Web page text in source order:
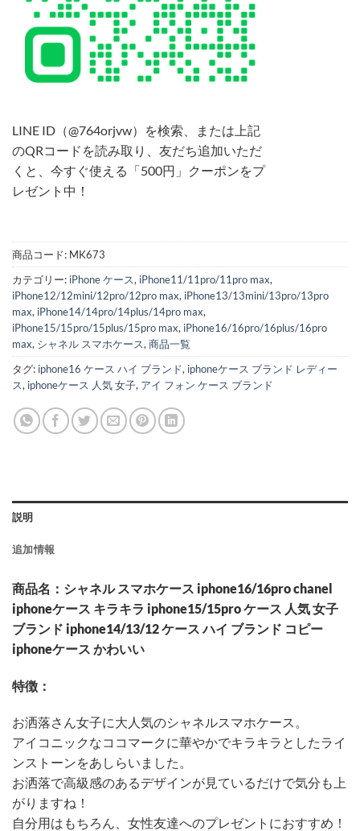
LINE ID（@764orjvw）を検索、または上記
のQRコードを読み取り、友だち追加いただ
くと、今すぐ使える「500円」クーポンをプ
レゼント中！
商品コード: MK673
カテゴリー: iPhone ケース, iPhone11/11pro/11pro max,
iPhone12/12mini/12pro/12pro max, iPhone13/13mini/13pro/13pro
max, iPhone14/14pro/14plus/14pro max,
iPhone15/15pro/15plus/15pro max, iPhone16/16pro/16plus/16pro
max, シャネル スマホケース, 商品一覧
タグ: iphone16 ケース ハイ ブランド, iphoneケース ブランド レディー
ス, iphoneケース 人気 女子, アイ フォン ケース ブランド
説明
追加情報
商品名：シャネル スマホケース iphone16/16pro chanel
iphoneケース キラキラ iphone15/15pro ケース 人気 女子
ブランド iphone14/13/12 ケース ハイ ブランド コピー
iphoneケース かわいい
特徴：
お洒落さん女子に大人気のシャネルスマホケース。
アイコニックなココマークに華やかでキラキラとしたライ
ンストーンをあしらいました。
お洒落で高級感のあるデザインが見ているだけで気分も上
がりますね！
自分用はもちろん、女性友達へのプレゼントにおすすめ！